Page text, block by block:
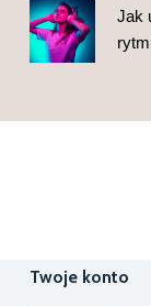
Jak
Twoje konto